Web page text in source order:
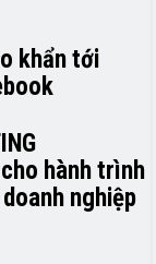
khẩn tới
hành trình
nghiệp